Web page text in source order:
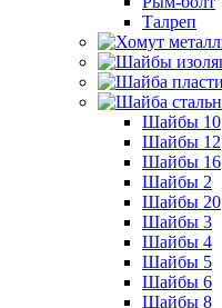
Талреп
Шайбы 10
Шайбы 12
Шайбы 16
Шайбы 2
Шайбы 20
Шайбы 3
Шайбы 4
Шайбы 5
Шайбы 6
Шайбы 8